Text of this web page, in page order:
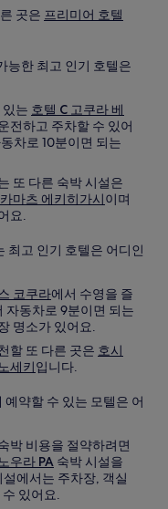
곳은 프리미어 호텔
능한 최고 인기 호텔은
는 호텔 C 고쿠라 베
전하고 주차할 수 있어
차로 10분이면 되는
또 다른 숙박 시설은
마츠 에키히가시이며
요.
최고 인기 호텔은 어디인
코쿠라에서 수영을 즐
자동차로 9분이면 되는
명소가 있어요.
할 또 다른 곳은 호시
세키입니다.
약할 수 있는 모텔은 어
박 비용을 절약하려면
우라 PA 숙박 시설을
에서는 주차장, 객실
있어요.